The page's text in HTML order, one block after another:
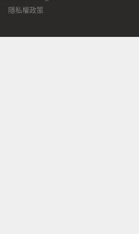
隱私權政策